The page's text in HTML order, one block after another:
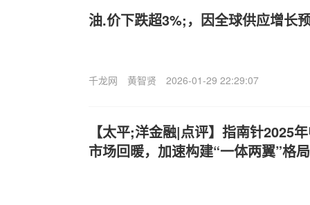
油.价下跌超3%;，因全球供应增长
千龙网 黄智贤 2026-01-29 22:29:07
【太平;洋金融|点评】指南针2025
市场回暖，加速构建“一体两翼”格局